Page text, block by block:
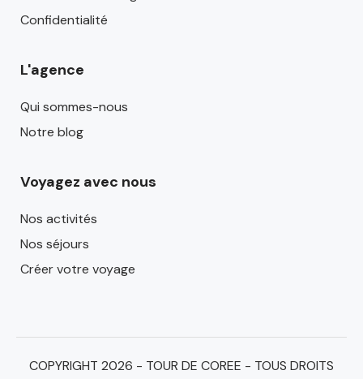
Confidentialité
L'agence
Qui sommes-nous
Notre blog
Voyagez avec nous
Nos activités
Nos séjours
Créer votre voyage
COPYRIGHT 2026 - TOUR DE COREE - TOUS DROITS